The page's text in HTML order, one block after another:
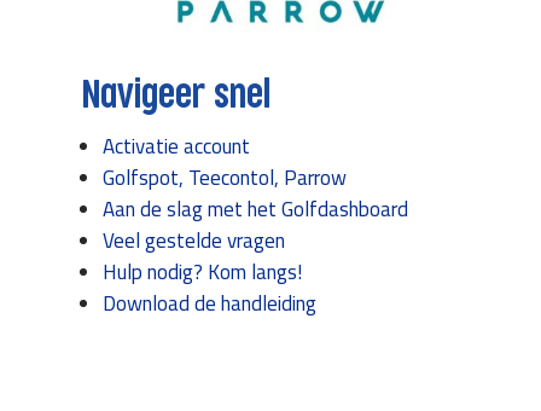
Navigeer snel
Activatie account
Golfspot, Teecontol, Parrow
Aan de slag met het Golfdashboard
Veel gestelde vragen
Hulp nodig? Kom langs!
Download de handleiding